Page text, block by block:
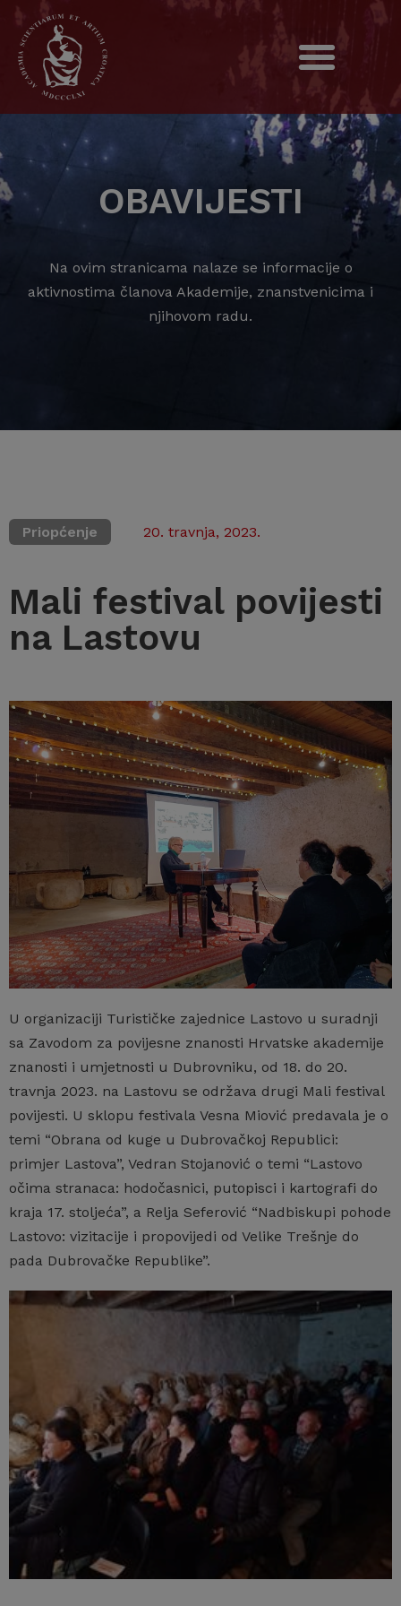
OBAVIJESTI
Na ovim stranicama nalaze se informacije o
aktivnostima članova Akademije, znanstvenicima i
njihovom radu.
Priopćenje 20. travnja, 2023.
Mali festival povijesti
na Lastovu
U organizaciji Turističke zajednice Lastovo u suradnji
sa Zavodom za povijesne znanosti Hrvatske akademije
znanosti i umjetnosti u Dubrovniku, od 18. do 20.
travnja 2023. na Lastovu se održava drugi Mali festival
povijesti. U sklopu festivala Vesna Miović predavala je o
temi “Obrana od kuge u Dubrovačkoj Republici:
primjer Lastova”, Vedran Stojanović o temi “Lastovo
očima stranaca: hodočasnici, putopisci i kartografi do
kraja 17. stoljeća”, a Relja Seferović “Nadbiskupi pohode
Lastovo: vizitacije i propovijedi od Velike Trešnje do
pada Dubrovačke Republike”.